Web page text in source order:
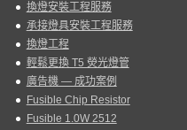
換燈安裝工程服務
承接燈具安裝工程服務
換燈工程
輕鬆更換 T5 熒光燈管
廣告機 — 成功案例
Fusible Chip Resistor
Fusible 1.0W 2512